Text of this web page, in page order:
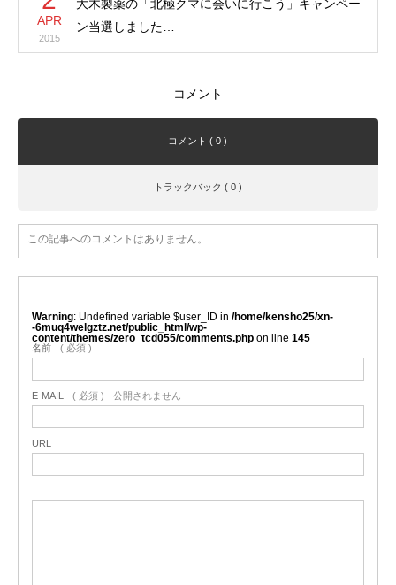
APR
2015
大木製薬の「北極クマに会いに行こう」キャンペー
ン当選しました…
コメント
コメント ( 0 )
トラックバック ( 0 )
この記事へのコメントはありません。
Warning : Undefined variable $user_ID in /home/kensho25/xn-
-6muq4welgztz.net/public_html/wp-
content/themes/zero_tcd055/comments.php on line 145
名前 ( 必須 )
E-MAIL ( 必須 ) - 公開されません -
URL